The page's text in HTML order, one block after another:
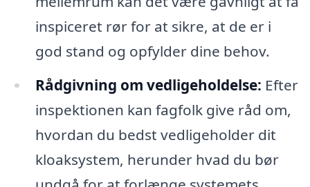
inspiceret rør for at sikre, at de er i
god stand og opfylder dine behov.
Rådgivning om vedligeholdelse: Efter
inspektionen kan fagfolk give råd om,
hvordan du bedst vedligeholder dit
kloaksystem, herunder hvad du bør